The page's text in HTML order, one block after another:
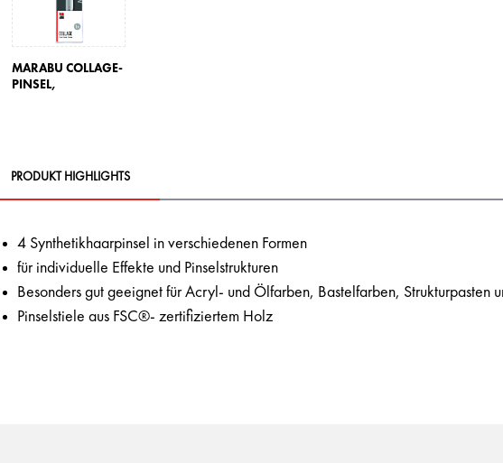
MARABU COLLAGE-
PINSEL,
PRODUKT HIGHLIGHTS
4 Synthetikhaarpinsel in verschiedenen Formen
für individuelle Effekte und Pinselstrukturen
Besonders gut geeignet für Acryl- und Ölfarben, Bastelfarben, Strukturpasten
Pinselstiele aus FSC®- zertifiziertem Holz